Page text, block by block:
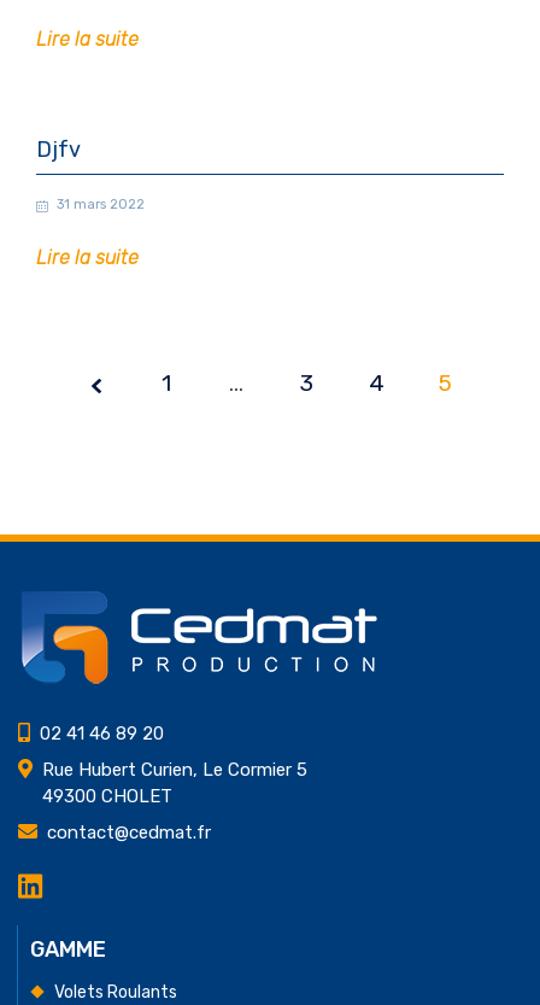
Lire la suite
Djfv
31 mars 2022
Lire la suite
Page
1 … 3 4 5
02 41 46 89 20
Rue Hubert Curien, Le Cormier 5
49300 CHOLET
contact@cedmat.fr
LinkedIn
Cedmat
Production
GAMME
Volets Roulants